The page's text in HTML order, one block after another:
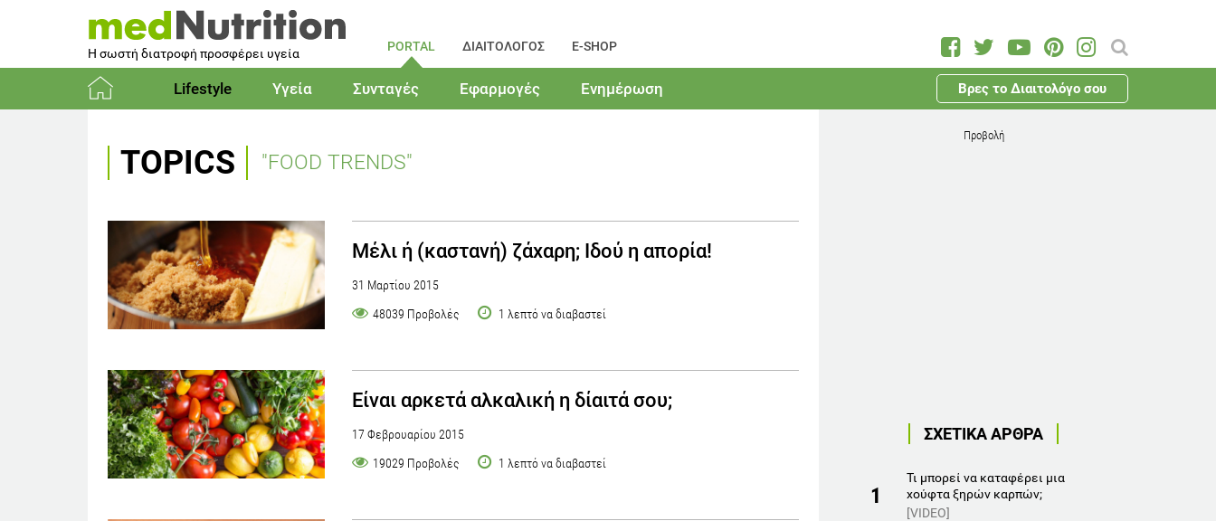
Η σωστή διατροφή προσφέρει υγεία PORTAL ΔΙΑΙΤΟΛΟΓΟΣ E-SHOP
Lifestyle Υγεία Συνταγές Εφαρμογές Ενημέρωση Βρες το Διαιτολόγο σου
TOPICS "FOOD TRENDS"
Μέλι ή (καστανή) ζάχαρη; Ιδού η απορία!
31 Μαρτίου 2015
48039 Προβολές
1 λεπτό να διαβαστεί
Είναι αρκετά αλκαλική η δίαιτά σου;
17 Φεβρουαρίου 2015
19029 Προβολές
1 λεπτό να διαβαστεί
Προβολή
ΣΧΕΤΙΚΑ ΑΡΘΡΑ
1
Τι μπορεί να καταφέρει μια
χούφτα ξηρών καρπών;
[VIDEO]